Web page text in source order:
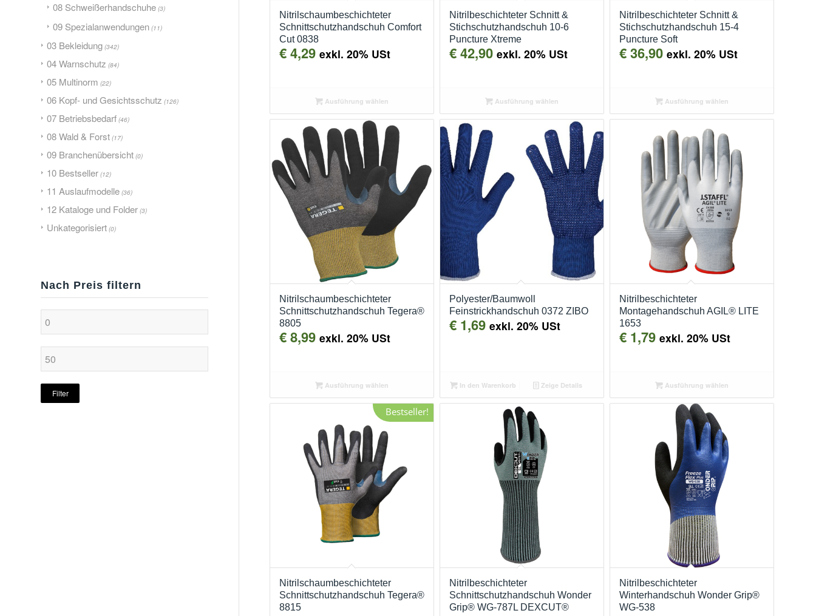
Nitrilschaumbeschichteter
Schnittschutzhandschuh Comfort
Cut 0838
€4,29 exkl. 20% USt
Ausführung wählen
Nitrilbeschichteter Schnitt &
Stichschutzhandschuh 10-6
Puncture Xtreme
€42,90 exkl. 20% USt
Ausführung wählen
Nitrilbeschichteter Schnitt &
Stichschutzhandschuh 15-4
Puncture Soft
€36,90 exkl. 20% USt
Ausführung wählen
Nitrilschaumbeschichteter
Schnittschutzhandschuh Tegera®
8805
€8,99 exkl. 20% USt
Ausführung wählen
Polyester/Baumwoll
Feinstrickhandschuh 0372 ZIBO
€1,69 exkl. 20% USt
In den Warenkorb Zeige Details
Nitrilbeschichteter
Montagehandschuh AGIL® LITE
1653
€1,79 exkl. 20% USt
Ausführung wählen
Bestseller!
Nitrilschaumbeschichteter
Schnittschutzhandschuh Tegera®
8815
Nitrilbeschichteter
Schnittschutzhandschuh Wonder
Grip® WG-787L DEXCUT®
Nitrilbeschichteter
Winterhandschuh Wonder Grip®
WG-538
08 Schweißerhandschuhe (3)
09 Spezialanwendungen (11)
03 Bekleidung (342)
04 Warnschutz (84)
05 Multinorm (22)
06 Kopf- und Gesichtsschutz (126)
07 Betriebsbedarf (46)
08 Wald & Forst (17)
09 Branchenübersicht (0)
10 Bestseller (12)
11 Auslaufmodelle (36)
12 Kataloge und Folder (3)
Unkategorisiert (0)
Nach Preis filtern
Filter